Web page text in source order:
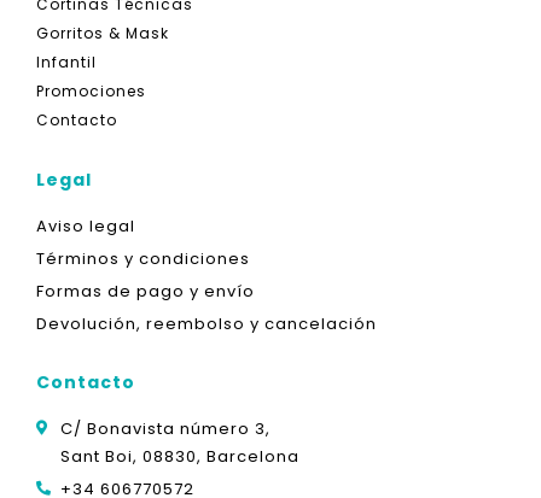
Gorritos & Mask
Infantil
Promociones
Contacto
Legal
Aviso legal
Términos y condiciones
Formas de pago y envío
Devolución, reembolso y cancelación
Contacto
C/ Bonavista número 3,
Sant Boi, 08830, Barcelona
+34 606770572